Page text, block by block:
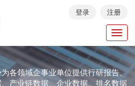
登录 注册
各领域企事业单位提供行研报告、
产业链数据、企业数据、排名数据